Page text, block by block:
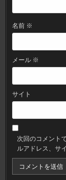
名前 ※
メール ※
サイト
次回のコメント
ルアドレス、サ